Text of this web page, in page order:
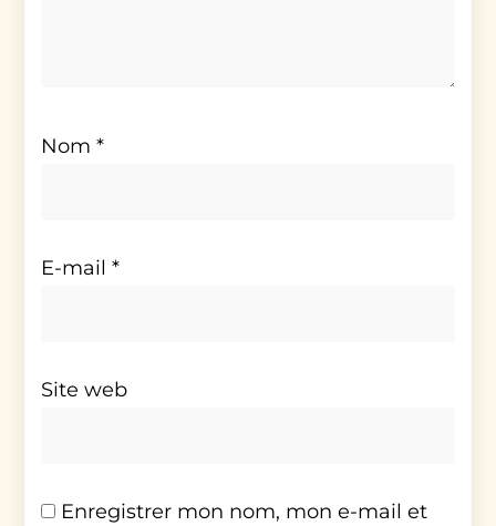
Nom*
E-mail*
Site web
Enregistrer mon nom, mon e-mail et